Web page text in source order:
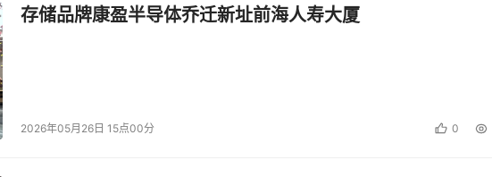
存储品牌康盈半导体乔迁新址前海人寿大厦
2026年05月26日 15点00分 0